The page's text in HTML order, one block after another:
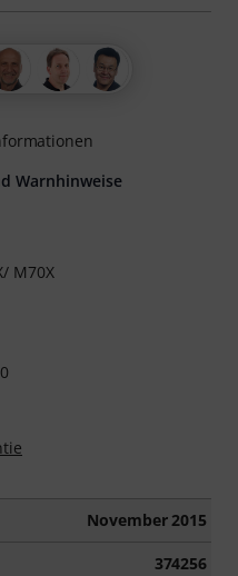
M70X
November 2015
374256
Warnhinweise